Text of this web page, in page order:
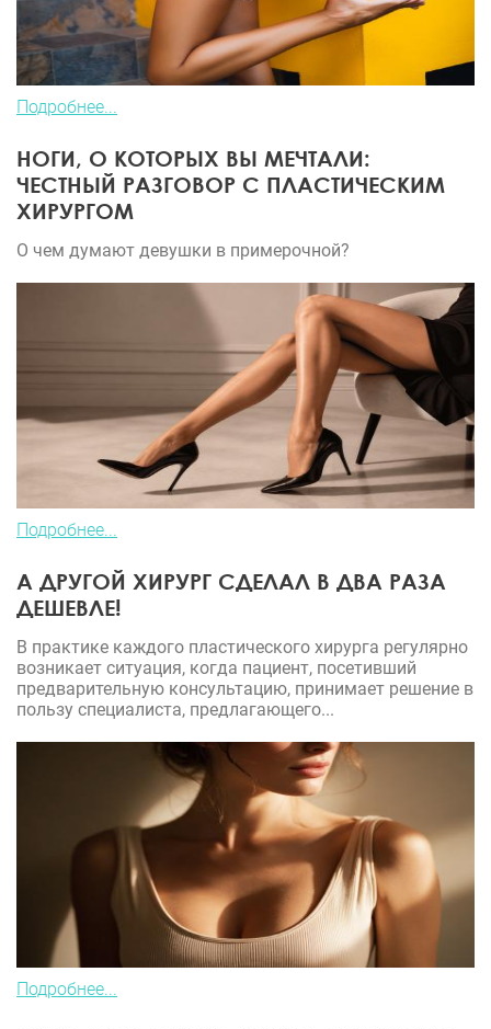
Подробнее...
НОГИ, О КОТОРЫХ ВЫ МЕЧТАЛИ:
ЧЕСТНЫЙ РАЗГОВОР С ПЛАСТИЧЕСКИМ
ХИРУРГОМ
О чем думают девушки в примерочной?
Подробнее...
А ДРУГОЙ ХИРУРГ СДЕЛАЛ В ДВА РАЗА
ДЕШЕВЛЕ!
В практике каждого пластического хирурга регулярно
возникает ситуация, когда пациент, посетивший
предварительную консультацию, принимает решение в
пользу специалиста, предлагающего...
Подробнее...